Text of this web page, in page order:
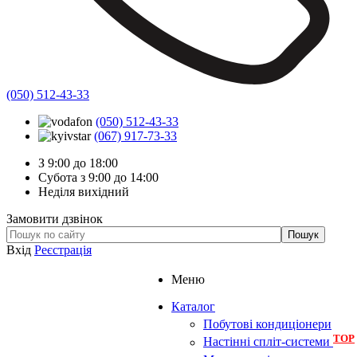
(050) 512-43-33
(050) 512-43-33
(067) 917-73-33
З 9:00 до 18:00
Субота з 9:00 до 14:00
Неділя вихідний
Замовити дзвінок
Вхід Реєстрація
Меню
Каталог
Побутові кондиціонери
Настінні спліт-системи TOP